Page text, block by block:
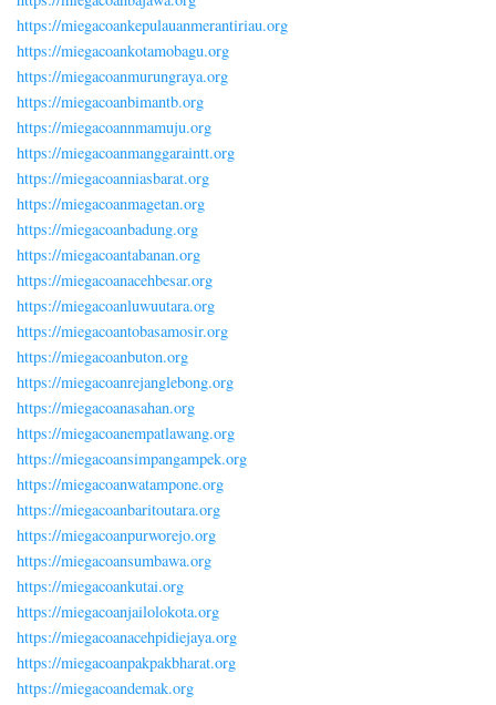
https://miegacoankepulauanmerantiriau.org
https://miegacoankotamobagu.org
https://miegacoanmurungraya.org
https://miegacoanbimantb.org
https://miegacoannmamuju.org
https://miegacoanmanggaraintt.org
https://miegacoanniasbarat.org
https://miegacoanmagetan.org
https://miegacoanbadung.org
https://miegacoantabanan.org
https://miegacoanacehbesar.org
https://miegacoanluwuutara.org
https://miegacoantobasamosir.org
https://miegacoanbuton.org
https://miegacoanrejanglebong.org
https://miegacoanasahan.org
https://miegacoanempatlawang.org
https://miegacoansimpangampek.org
https://miegacoanwatampone.org
https://miegacoanbaritoutara.org
https://miegacoanpurworejo.org
https://miegacoansumbawa.org
https://miegacoankutai.org
https://miegacoanjailolokota.org
https://miegacoanacehpidiejaya.org
https://miegacoanpakpakbharat.org
https://miegacoandemak.org